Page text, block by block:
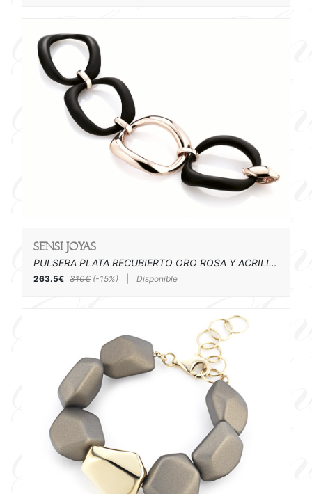
SENSI joyas
PULSERA PLATA RECUBIERTO ORO ROSA Y ACRILICO
263.5€ 310€ (-15%) Disponible